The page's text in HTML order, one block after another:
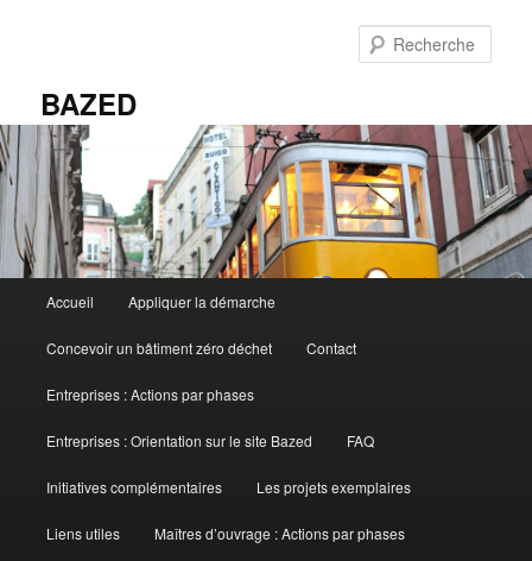
BAZED
principal
Accueil Appliquer la démarche
Concevoir un bâtiment zéro déchet Contact
Entreprises : Actions par phases
Entreprises : Orientation sur le site Bazed FAQ
Initiatives complémentaires Les projets exemplaires
Liens utiles Maîtres d’ouvrage : Actions par phases